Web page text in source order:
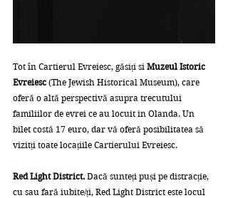
Tot în Cartierul Evreiesc, găsiți si Muzeul Istoric
Evreiesc (The Jewish Historical Museum), care
oferă o altă perspectivă asupra trecutului
familiilor de evrei ce au locuit in Olanda. Un
bilet costă 17 euro, dar vă oferă posibilitatea să
vizitți toate locațiile Cartierului Evreiesc.
Red Light District. Dacă sunteți puși pe distracție,
cu sau fară iubite/ți, Red Light District este locul